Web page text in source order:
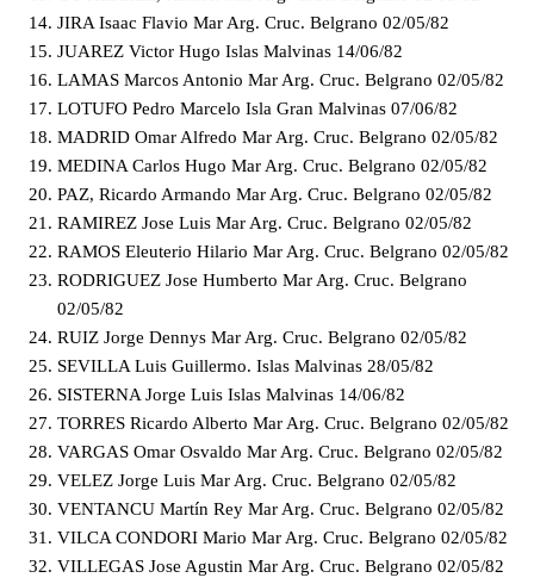
JIRA Isaac Flavio Mar Arg. Cruc. Belgrano 02/05/82
JUAREZ Victor Hugo Islas Malvinas 14/06/82
LAMAS Marcos Antonio Mar Arg. Cruc. Belgrano 02/05/82
LOTUFO Pedro Marcelo Isla Gran Malvinas 07/06/82
MADRID Omar Alfredo Mar Arg. Cruc. Belgrano 02/05/82
MEDINA Carlos Hugo Mar Arg. Cruc. Belgrano 02/05/82
PAZ, Ricardo Armando Mar Arg. Cruc. Belgrano 02/05/82
RAMIREZ Jose Luis Mar Arg. Cruc. Belgrano 02/05/82
RAMOS Eleuterio Hilario Mar Arg. Cruc. Belgrano 02/05/82
RODRIGUEZ Jose Humberto Mar Arg. Cruc. Belgrano
02/05/82
RUIZ Jorge Dennys Mar Arg. Cruc. Belgrano 02/05/82
SEVILLA Luis Guillermo. Islas Malvinas 28/05/82
SISTERNA Jorge Luis Islas Malvinas 14/06/82
TORRES Ricardo Alberto Mar Arg. Cruc. Belgrano 02/05/82
VARGAS Omar Osvaldo Mar Arg. Cruc. Belgrano 02/05/82
VELEZ Jorge Luis Mar Arg. Cruc. Belgrano 02/05/82
VENTANCU Martín Rey Mar Arg. Cruc. Belgrano 02/05/82
VILCA CONDORI Mario Mar Arg. Cruc. Belgrano 02/05/82
VILLEGAS Jose Agustin Mar Arg. Cruc. Belgrano 02/05/82